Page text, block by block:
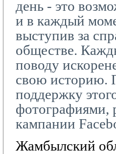
день - это
и в каждый
выступив за
обществе.
поводу
свою историю.
поддержку
фотографиями,
кампании
Жамбылский